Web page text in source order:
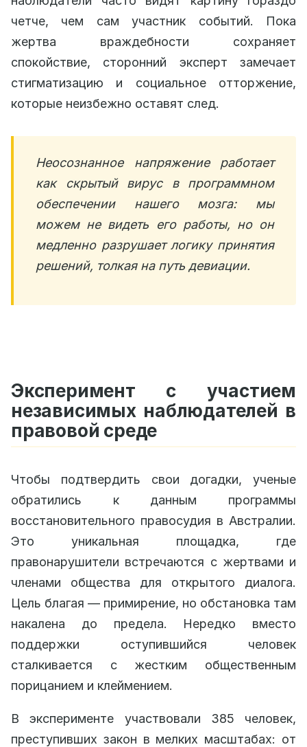
четче, чем сам участник событий. Пока
жертва враждебности сохраняет
спокойствие, сторонний эксперт замечает
стигматизацию и социальное отторжение,
которые неизбежно оставят след.
Неосознанное напряжение работает
как скрытый вирус в программном
обеспечении нашего мозга: мы
можем не видеть его работы, но он
медленно разрушает логику принятия
решений, толкая на путь девиации.
Эксперимент с участием
независимых наблюдателей в
правовой среде
Чтобы подтвердить свои догадки, ученые
обратились к данным программы
восстановительного правосудия в Австралии.
Это уникальная площадка, где
правонарушители встречаются с жертвами и
членами общества для открытого диалога.
Цель благая — примирение, но обстановка там
накалена до предела. Нередко вместо
поддержки оступившийся человек
сталкивается с жестким общественным
порицанием и клеймением.
В эксперименте участвовали 385 человек,
преступивших закон в мелких масштабах: от